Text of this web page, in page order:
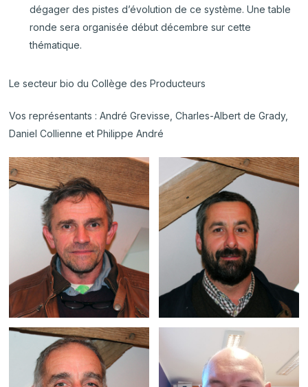
dégager des pistes d’évolution de ce système. Une table
ronde sera organisée début décembre sur cette
thématique.
Le secteur bio du Collège des Producteurs
Vos représentants : André Grevisse, Charles-Albert de Grady,
Daniel Collienne et Philippe André